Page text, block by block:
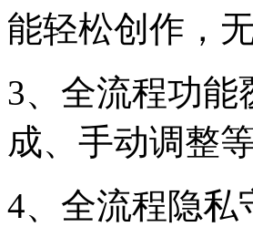
能轻松创作，
3、全流程功能
成、手动调整
4、全流程隐私